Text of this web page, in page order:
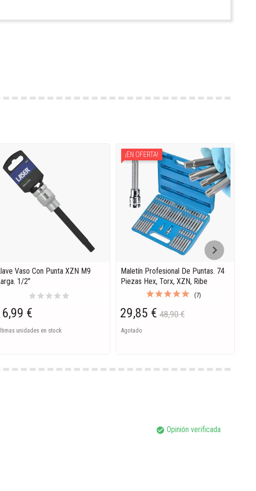
Vaso Con Punta XZN M9
1/2"
starstarstarstarstar
€
unidades en stock
Maletín Profesional De Puntas. 74
Piezas Hex, Torx, XZN, Ribe
(7)
29,85 € 48,90 €
Agotado
¡EN OFERTA!
check_circle Opinión verificada